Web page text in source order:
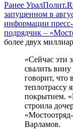
Ранее
запущенном в
информации
подрядчик –
более двух
«Сейчас эти
свалить
говорит, что
теплотрассу
покрытием.
строила
Варламов.